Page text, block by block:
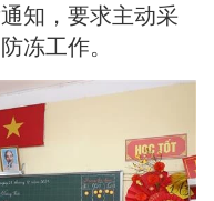
知，要求主动采
冻工作。